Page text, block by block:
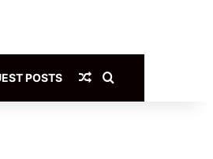
POSTS Article Aléatoire